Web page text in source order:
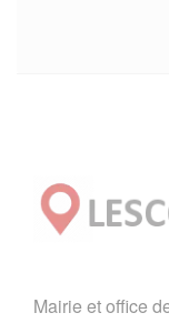
Mairie et office